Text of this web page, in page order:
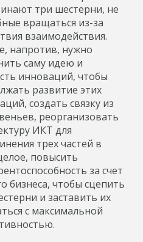
три шестерни, не
вращаться из-за
взаимодействия.
напротив, нужно
саму идею и
инноваций, чтобы
развитие этих
создать связку из
реорганизовать
ИКТ для
трех частей в
повысить
за счет
бизнеса, чтобы сцепить
и заставить их
с максимальной